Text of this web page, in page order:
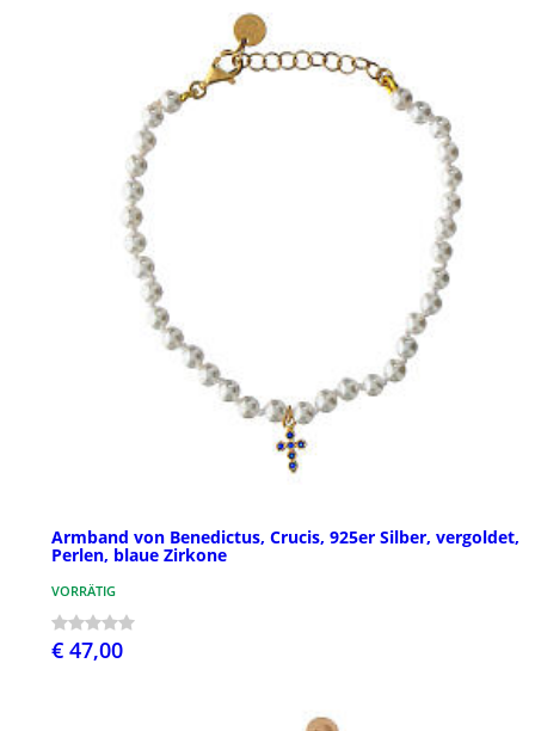
Armband von Benedictus, Crucis, 925er Silber, vergoldet,
Perlen, blaue Zirkone
VORRÄTIG
€ 47,00